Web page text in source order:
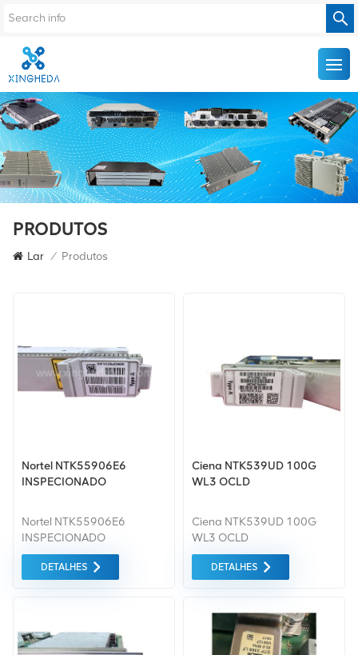
PRODUTOS
Lar / Produtos
Nortel NTK55906E6
INSPECIONADO
Nortel NTK55906E6
INSPECIONADO
DETALHES
Ciena NTK539UD 100G
WL3 OCLD
Ciena NTK539UD 100G
WL3 OCLD
DETALHES